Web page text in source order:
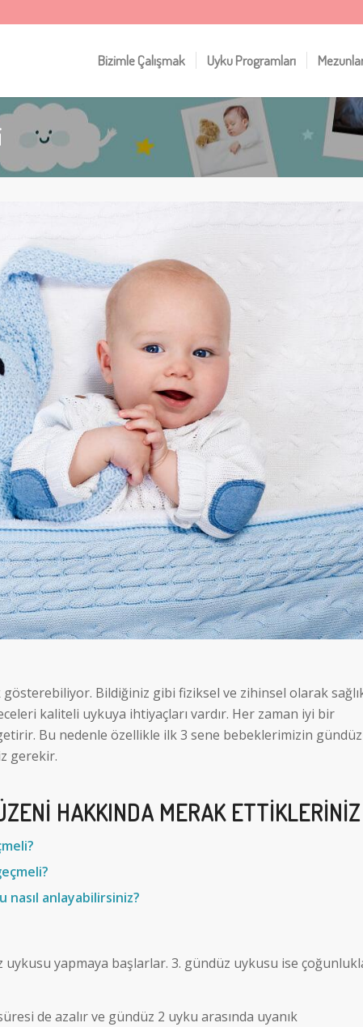
Bizimle Çalışmak Uyku Programları
Bildiğiniz gibi fiziksel ve zihinsel olarak
kaliteli uykuya ihtiyaçları vardır. Her zaman iyi bir
Bu nedenle özellikle ilk 3 sene bebeklerimizin gündüz
gerekir.
HAKKINDA MERAK ETTIKLERINIZ
nasıl anlayabilirsiniz?
yapmaya başlarlar. 3. gündüz uykusu ise
de azalır ve gündüz 2 uyku arasında uyanık